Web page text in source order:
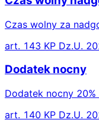
Czas wolny za
art. 143 KP Dz.U.
Dodatek nocny
Dodatek nocny
art. 140 KP Dz.U.